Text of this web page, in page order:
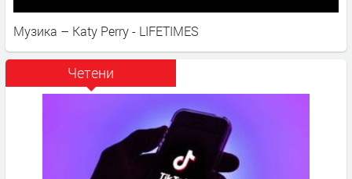
Музика – Katy Perry - LIFETIMES
Четени